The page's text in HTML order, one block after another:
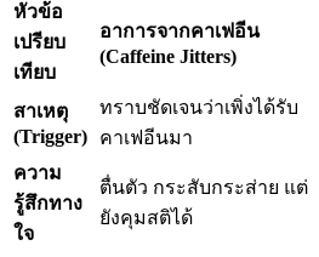
หัวข้อ
เปรียบ
เทียบ
อาการจากคาเฟอีน
(Caffeine Jitters)
สาเหตุ
(Trigger)
ทราบชัดเจนว่าเพิ่งได้รับ
คาเฟอีนมา
ความ
รู้สึกทาง
ใจ
ตื่นตัว กระสับกระส่าย แต่
ยังคุมสติได้